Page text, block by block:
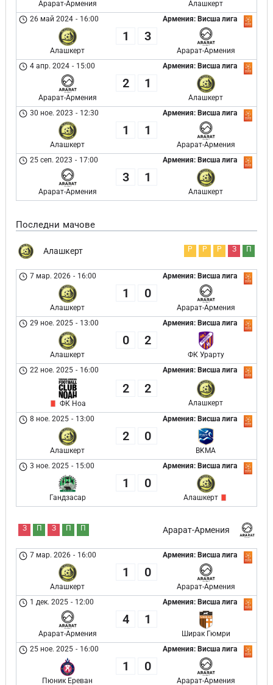
Арарат-Армения
Алашкерт
Армения: Висша лига
26 май 2024 - 16:00
Алашкерт
1 3
Арарат-Армения
Армения: Висша лига
4 апр. 2024 - 15:00
Арарат-Армения
2 1
Алашкерт
Армения: Висша лига
30 ное. 2023 - 12:30
Алашкерт
1 1
Арарат-Армения
Армения: Висша лига
25 сеп. 2023 - 17:00
Арарат-Армения
3 1
Алашкерт
Последни мачове
Алашкерт Р Р Р З П
Армения: Висша лига
7 мар. 2026 - 16:00
Алашкерт
1 0
Арарат-Армения
Армения: Висша лига
29 ное. 2025 - 13:00
Алашкерт
0 2
ФК Урарту
Армения: Висша лига
22 ное. 2025 - 16:00
ФК Ноа
2 2
Алашкерт
Армения: Висша лига
8 ное. 2025 - 13:00
Алашкерт
2 0
BKMA
Армения: Висша лига
3 ное. 2025 - 15:00
Гандзасар
1 0
Алашкерт
Арарат-Армения
З П З П П
Армения: Висша лига
7 мар. 2026 - 16:00
Алашкерт
1 0
Арарат-Армения
Армения: Висша лига
1 дек. 2025 - 12:00
Арарат-Армения
4 1
Ширак Гюмри
Армения: Висша лига
25 ное. 2025 - 16:00
Пюник Ереван
1 0
Арарат-Армения